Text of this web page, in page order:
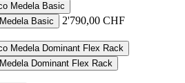
Basic 2'790,00 CHF
Dominant Flex Rack